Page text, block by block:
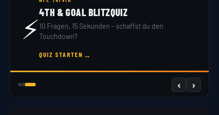
⚡
4TH & GOAL BLITZQUIZ
10 Fragen, 15 Sekunden – schaffst du den
Touchdown?
QUIZ STARTEN →
‹ ›